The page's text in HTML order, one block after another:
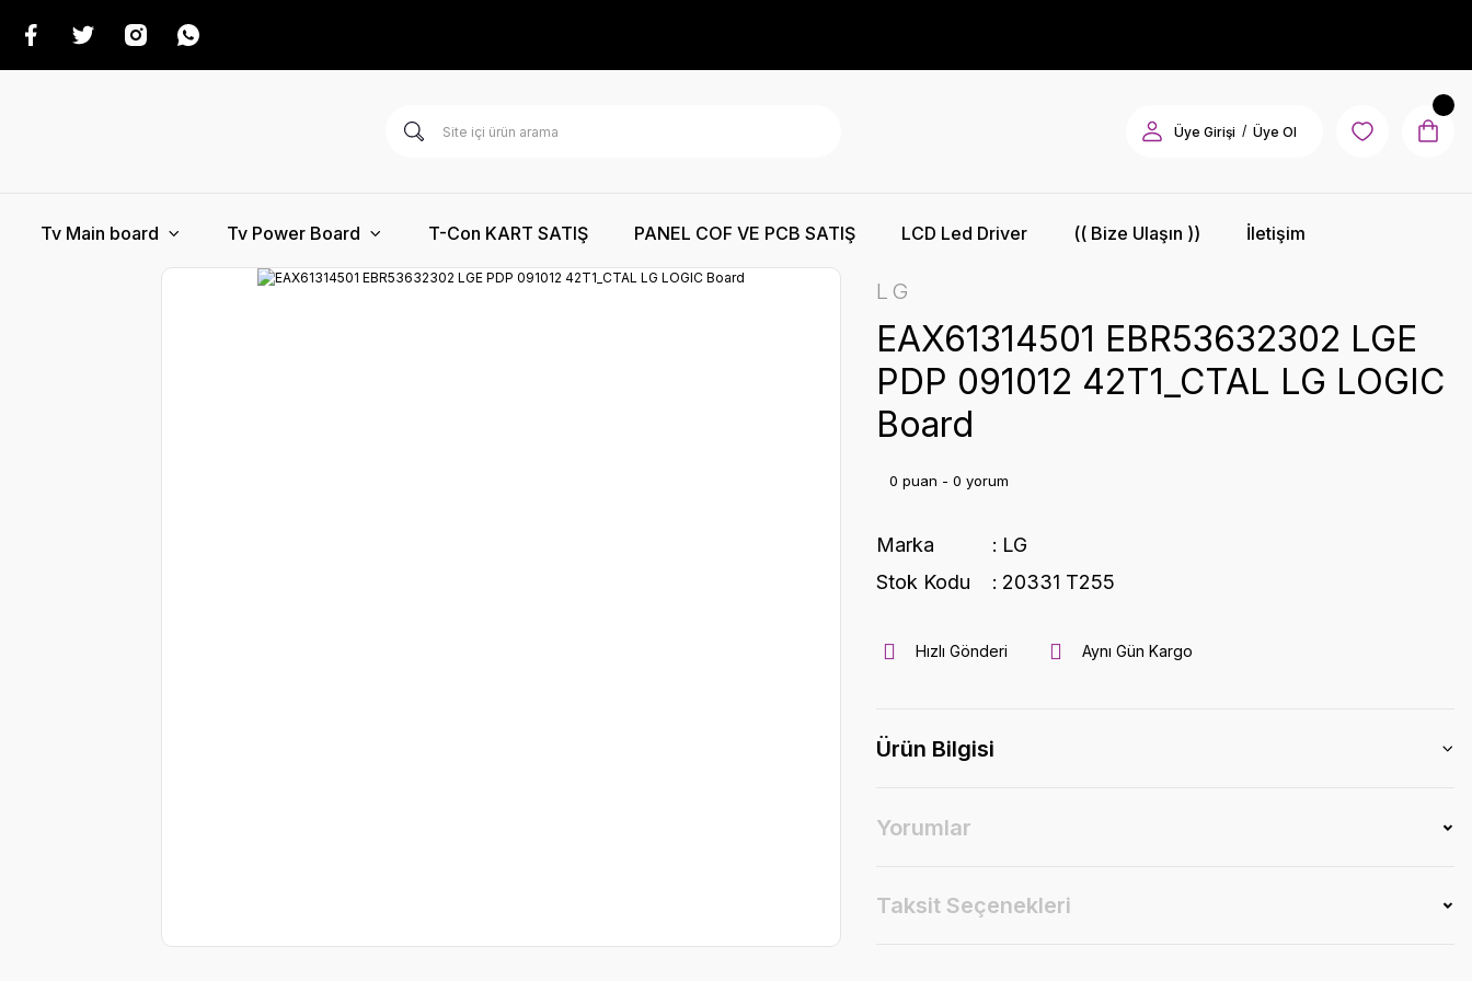
Üye Girişi / Üye Ol
Tv Main board Tv Power Board T-Con KART SATIŞ PANEL COF VE PCB SATIŞ LCD Led Driver (( Bize Ulaşın )) İletişim
LG
EAX61314501 EBR53632302 LGE
PDP 091012 42T1_CTAL LG LOGIC
Board
0 puan - 0 yorum
Marka
LG
Stok Kodu
20331 T255
Hızlı Gönderi Aynı Gün Kargo
Ürün Bilgisi
Yorumlar
Taksit Seçenekleri